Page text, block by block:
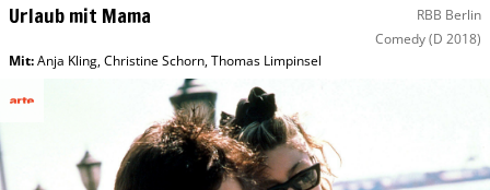
Urlaub mit Mama
RBB Berlin
Comedy(D 2018)
Mit:Anja Kling,Christine Schorn,Thomas Limpinsel